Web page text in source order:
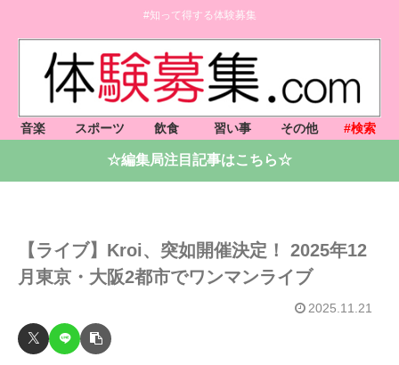
#知って得する体験募集
音楽 スポーツ 飲食 習い事 その他 #検索
☆編集局注目記事はこちら☆
【ライブ】Kroi、突如開催決定！ 2025年12
月東京・大阪2都市でワンマンライブ
2025.11.21